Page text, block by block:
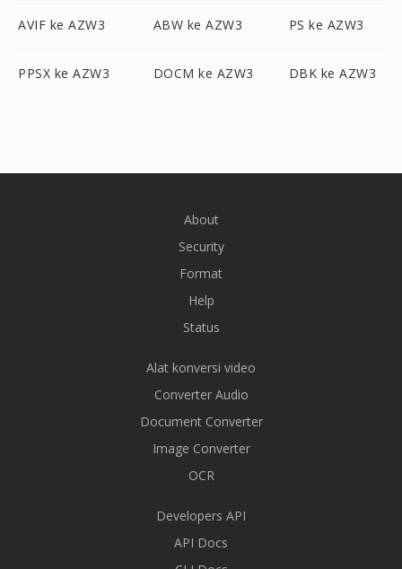
AVIF ke AZW3 ABW ke AZW3 PS ke AZW3
PPSX ke AZW3 DOCM ke AZW3 DBK ke AZW3
About
Security
Format
Help
Status
Alat konversi video
Converter Audio
Document Converter
Image Converter
OCR
Developers API
API Docs